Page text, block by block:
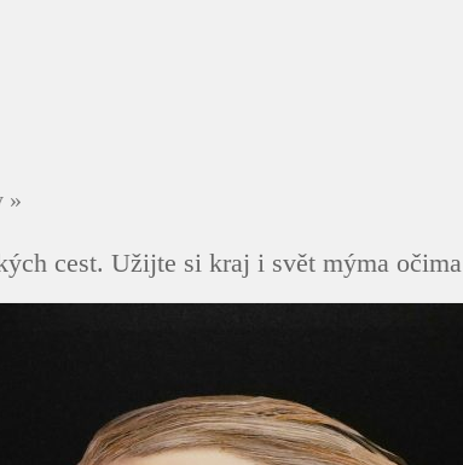
»
cest. Užijte si kraj i svět mýma očima